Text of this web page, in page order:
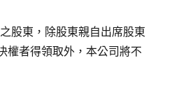
股東，除股東親自出席股東
權者得領取外，本公司將不